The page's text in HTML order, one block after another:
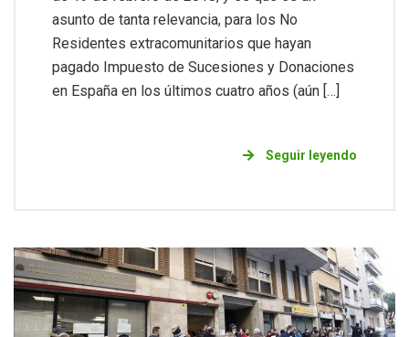
asunto de tanta relevancia, para los No
Residentes extracomunitarios que hayan
pagado Impuesto de Sucesiones y Donaciones
en España en los últimos cuatro años (aún […]
Seguir leyendo